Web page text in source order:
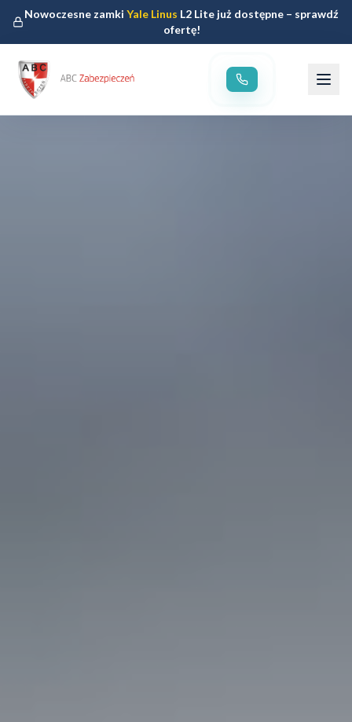
Nowoczesne zamkiYale Linus L2 Lite już dostępne – sprawdź
ofertę!